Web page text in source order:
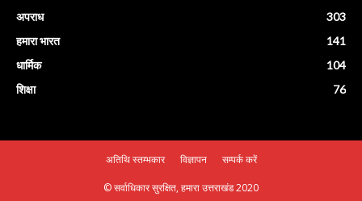
अपराध
303
हमारा भारत
141
धार्मिक
104
शिक्षा
76
अतिथि स्तम्भकार विज्ञापन सम्पर्क करें
© सर्वाधिकार सुरक्षित, हमारा उत्तराखंड 2020